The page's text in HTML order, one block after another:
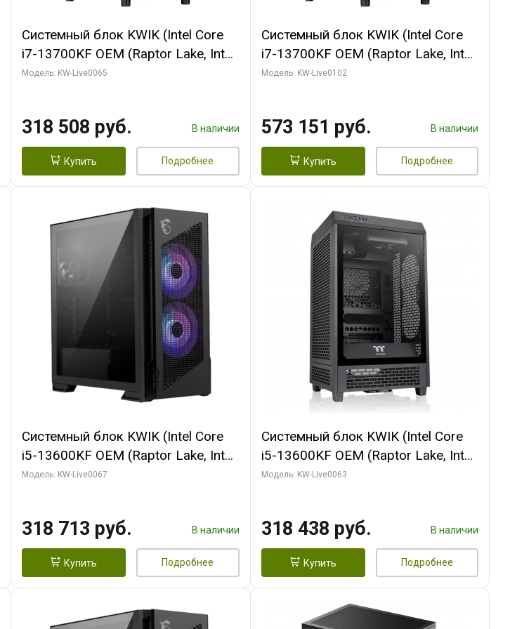
Системный блок KWIK (Intel Core
i7-13700KF OEM (Raptor Lake, Intel
7, C16 8EC/8PC/ 64 ГБ ОЗУ (2
2/ 1 ТБ SSD)
Модель: KW-Live0065
318 508 руб. В наличии
Купить Подробнее
Системный блок KWIK (Intel Core
i7-13700KF OEM (Raptor Lake, Intel
7, C16 8EC/8PC/ 32 ГБ ОЗУ (2
Turbo/ 960 ГБ SSD)
Модель: KW-Live0102
573 151 руб. В наличии
Купить Подробнее
Системный блок KWIK (Intel Core
i5-13600KF OEM (Raptor Lake, Intel
7, C14 8EC/6PC/ 64 ГБ ОЗУ/ Palit
SSD)
Модель: KW-Live0067
318 713 руб. В наличии
Купить Подробнее
Системный блок KWIK (Intel Core
i5-13600KF OEM (Raptor Lake, Intel
7, C14 8EC/6PC/ 64 ГБ ОЗУ/ MSI
SSD)
Модель: KW-Live0063
318 438 руб. В наличии
Купить Подробнее